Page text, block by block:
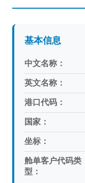
基本信息
中文名称：
英文名称：
港口代码：
国家：
坐标：
舱单客户代码类
型：